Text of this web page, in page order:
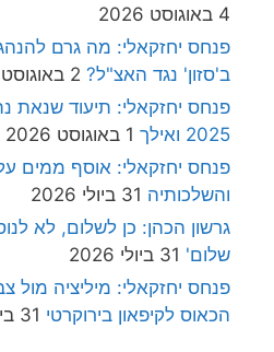
4 באוגוסט 2026
פנחס יחזקאלי: מה גרם
ב'סזון' נגד האצ"ל? 2 באוגוסט 2026
פנחס יחזקאלי: תיעוד שנאת
2025 ואילך
1 באוגוסט 2026
פנחס יחזקאלי: אוסף ממים
והשלכותיה 31 ביולי 2026
גרשון הכהן: כן לשלום, לא
שלום' 31 ביולי 2026
פנחס יחזקאלי: מיליציה מול
הכאוס לקיפאון בירוקרטי 31 ביולי 2026